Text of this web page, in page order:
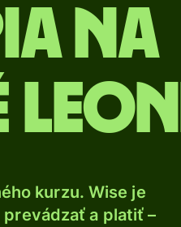
na
kurzu. Wise je
a platiť –